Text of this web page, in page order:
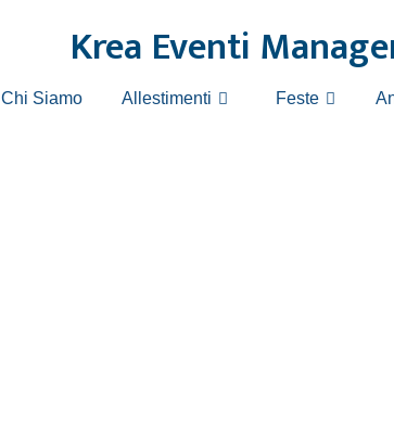
Krea Eventi
Chi Siamo Allestimenti Feste